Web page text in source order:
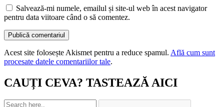
Salvează-mi numele, emailul și site-ul web în acest navigator
pentru data viitoare când o să comentez.
Acest site folosește Akismet pentru a reduce spamul. Află cum sunt
procesate datele comentariilor tale.
CAUȚI CEVA? TASTEAZĂ AICI